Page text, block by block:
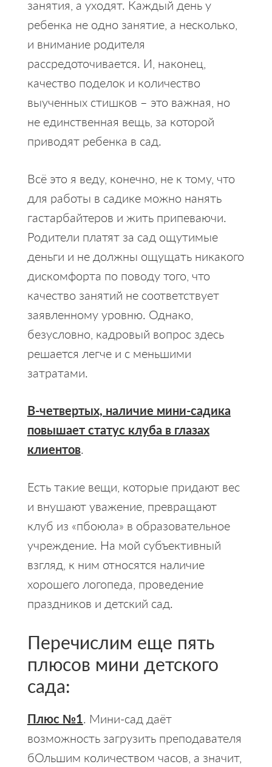
занятия, а уходят. Каждый день у
ребенка не одно занятие, а несколько,
и внимание родителя
рассредоточивается. И, наконец,
качество поделок и количество
выученных стишков – это важная, но
не единственная вещь, за которой
приводят ребенка в сад.
Всё это я веду, конечно, не к тому, что
для работы в садике можно нанять
гастарбайтеров и жить припеваючи.
Родители платят за сад ощутимые
деньги и не должны ощущать никакого
дискомфорта по поводу того, что
качество занятий не соответствует
заявленному уровню. Однако,
безусловно, кадровый вопрос здесь
решается легче и с меньшими
затратами.
В-четвертых, наличие мини-садика
повышает статус клуба в глазах
клиентов.
Есть такие вещи, которые придают вес
и внушают уважение, превращают
клуб из «пбоюла» в образовательное
учреждение. На мой субъективный
взгляд, к ним относятся наличие
хорошего логопеда, проведение
праздников и детский сад.
Перечислим еще пять
плюсов мини детского
сада:
Плюс №1. Мини-сад даёт
возможность загрузить преподавателя
бОльшим количеством часов, а значит,